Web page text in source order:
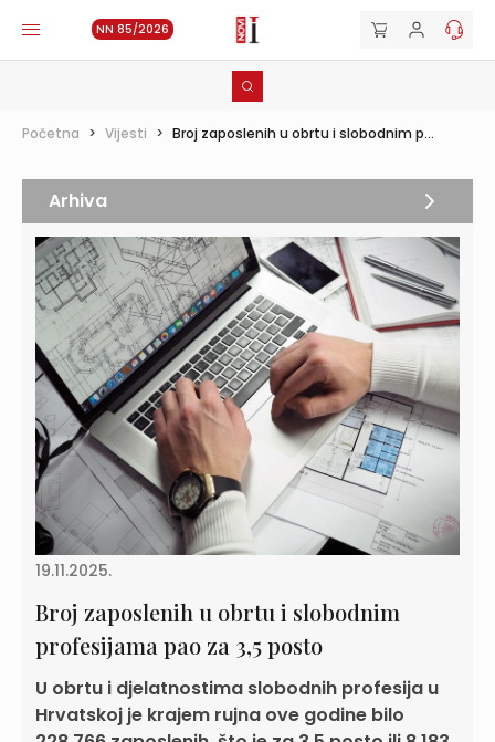
NN 85/2026
Početna > Vijesti > Broj zaposlenih u obrtu i slobodnim p...
19.11.2025.
Broj zaposlenih u obrtu i slobodnim
profesijama pao za 3,5 posto
U obrtu i djelatnostima slobodnih profesija u
Hrvatskoj je krajem rujna ove godine bilo
Arhiva